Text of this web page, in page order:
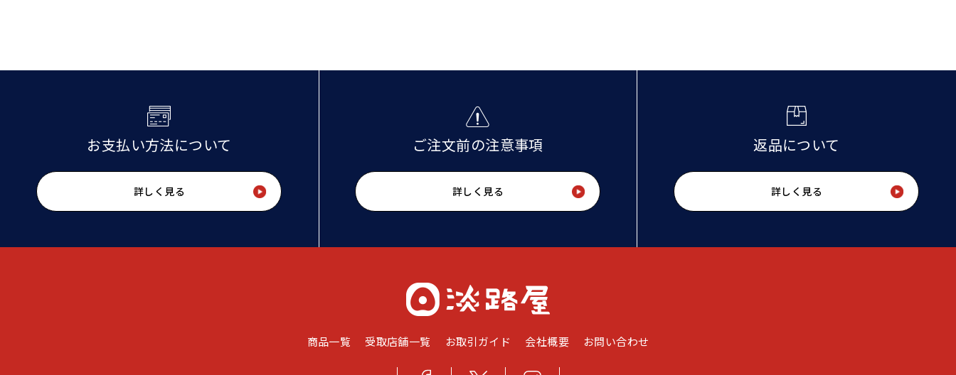
お支払い方法について
詳しく見る
ご注文前の注意事項
詳しく見る
返品について
詳しく見る
商品一覧 受取店舗一覧 お取引ガイド 会社概要 お問い合わせ